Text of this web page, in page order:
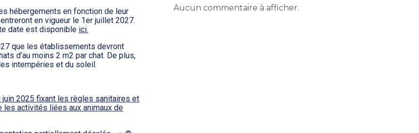
hébergements en fonction de leur
en vigueur le 1er juillet 2027.
date est disponible ici.
que les établissements devront
d’au moins 2 m2 par chat. De plus,
intempéries et du soleil.
juin 2025 fixant les règles sanitaires et
activités liées aux animaux de
Aucun commentaire à afficher.